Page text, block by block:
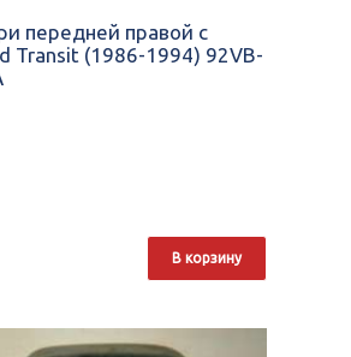
передней правой с
Transit (1986-1994) 92VB-
В корзину